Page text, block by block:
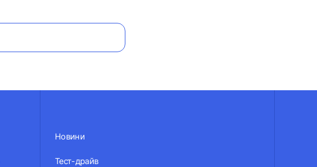
Новини
Тест-драйв